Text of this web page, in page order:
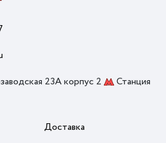
23А корпус 2
Станция
Доставка